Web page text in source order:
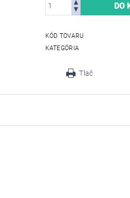
KÓD TOVARU
KATEGÓRIA
Tlač